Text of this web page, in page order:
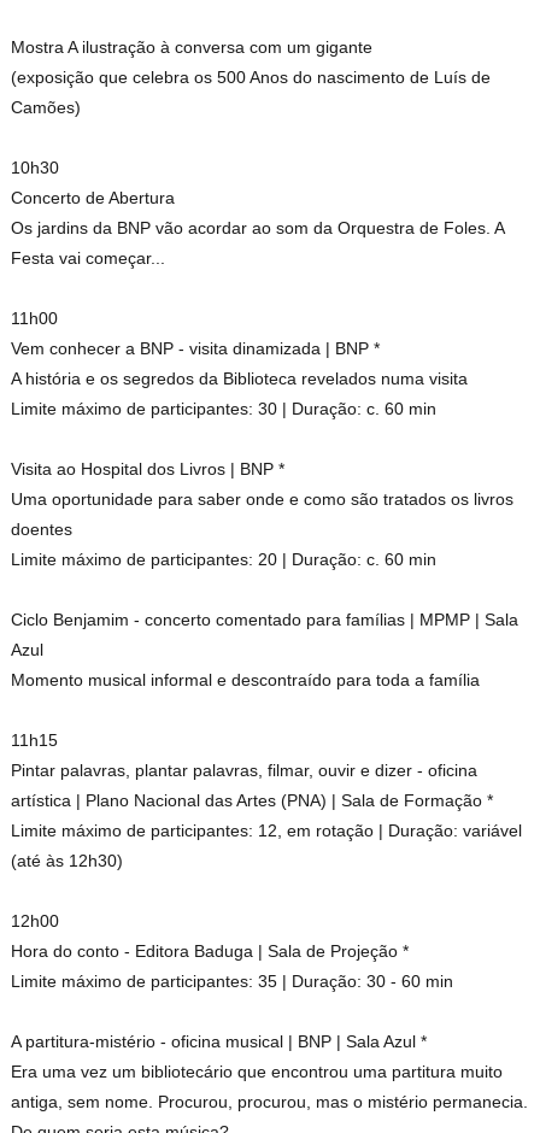
Mostra A ilustração à conversa com um gigante
(exposição que celebra os 500 Anos do nascimento de Luís de
Camões)
10h30
Concerto de Abertura
Os jardins da BNP vão acordar ao som da Orquestra de Foles. A
Festa vai começar...
11h00
Vem conhecer a BNP - visita dinamizada | BNP *
A história e os segredos da Biblioteca revelados numa visita
Limite máximo de participantes: 30 | Duração: c. 60 min
Visita ao Hospital dos Livros | BNP *
Uma oportunidade para saber onde e como são tratados os livros
doentes
Limite máximo de participantes: 20 | Duração: c. 60 min
Ciclo Benjamim - concerto comentado para famílias | MPMP | Sala
Azul
Momento musical informal e descontraído para toda a família
11h15
Pintar palavras, plantar palavras, filmar, ouvir e dizer - oficina
artística | Plano Nacional das Artes (PNA) | Sala de Formação *
Limite máximo de participantes: 12, em rotação | Duração: variável
(até às 12h30)
12h00
Hora do conto - Editora Baduga | Sala de Projeção *
Limite máximo de participantes: 35 | Duração: 30 - 60 min
A partitura-mistério - oficina musical | BNP | Sala Azul *
Era uma vez um bibliotecário que encontrou uma partitura muito
antiga, sem nome. Procurou, procurou, mas o mistério permanecia.